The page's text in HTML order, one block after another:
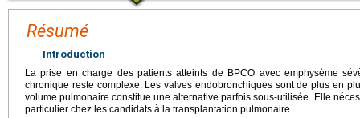
Résumé
Introduction
La prise en charge des patients atteints de BPCO avec emphysème
chronique reste complexe. Les valves endobronchiques sont de plus en
volume pulmonaire constitue une alternative parfois sous-utilisée. Elle
particulier chez les candidats à la transplantation pulmonaire.